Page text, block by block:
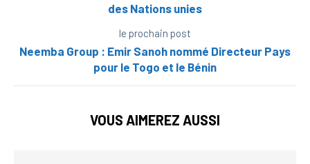
des Nations unies
le prochain post
Neemba Group : Emir Sanoh nommé Directeur Pays
pour le Togo et le Bénin
VOUS AIMEREZ AUSSI